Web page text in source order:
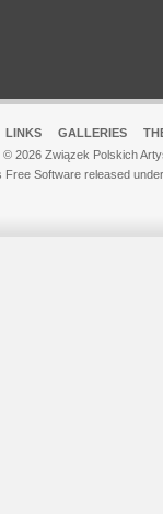
LINKS GALLERIES
© 2026 Związek Polskich
Free Software released